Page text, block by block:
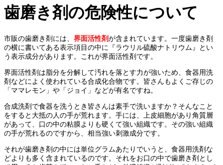
歯磨き剤の危険性について
市販の歯磨き剤には、 界面活性剤が含まれています。一度歯磨き剤
の横に書いてある表示項目の中に『ラウリル硫酸ナトリウム』とい
う表示成分があります。これが界面活性剤です。
界面活性剤は脂分を分解して汚れを落とす力が強いため、食器用洗
剤などによく使われている合成化合物です。皆さんもよくご存じの
「ママレモン」や「ジョイ」などが有名ですね。
合成洗剤で食器を洗うとき皆さんは素手で洗いますか？そんなこと
をすると大抵の人の手が荒れます。手には、上皮細胞があり角質層
があって、口の中の粘膜よりも硬くて強い組織です。その強い組織
の手が荒れるのですから、相当強い刺激成分です。
それが歯磨き剤の中には単位グラムあたりでいうと、食器用洗剤な
どよりも多く含まれているのです。それをお口の中で歯磨き剤とし